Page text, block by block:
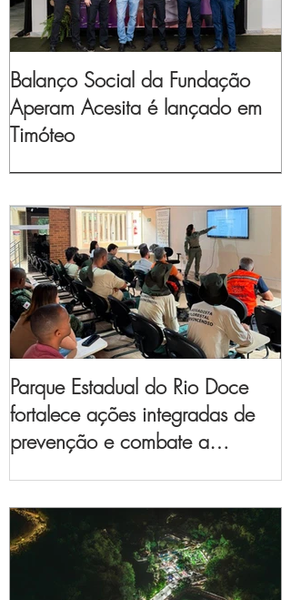
Balanço Social da Fundação
Aperam Acesita é lançado em
Timóteo
Parque Estadual do Rio Doce
fortalece ações integradas de
prevenção e combate a